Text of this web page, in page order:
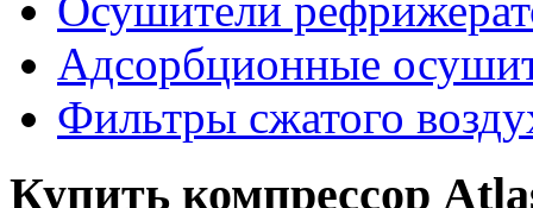
Осушители
Адсорбционные
Фильтры сжатого
Купить компрессор